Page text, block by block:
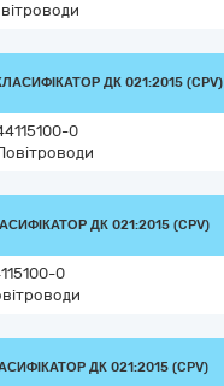
ДК 021:2015 (CPV)
0
ДК 021:2015 (CPV)
0
ДК 021:2015 (CPV)